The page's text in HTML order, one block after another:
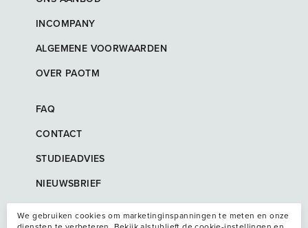
INCOMPANY
ALGEMENE VOORWAARDEN
OVER PAOTM
FAQ
CONTACT
STUDIEADVIES
NIEUWSBRIEF
We gebruiken cookies om marketinginspanningen te meten en onze